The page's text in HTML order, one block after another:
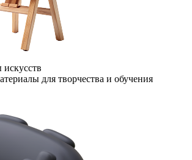
для творчества и обучения